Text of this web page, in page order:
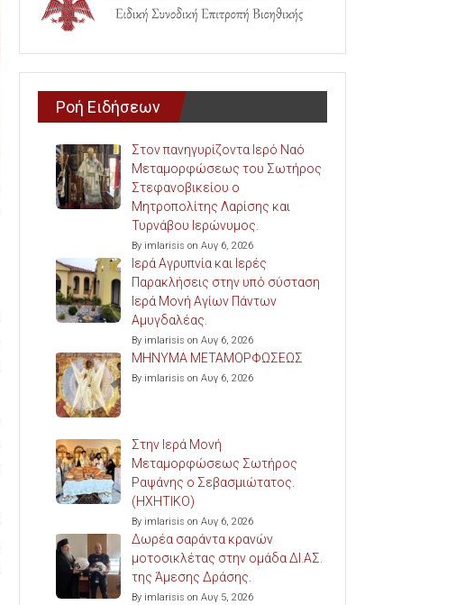
Ροή Ειδήσεων
Στον πανηγυρίζοντα Ιερό Ναό
Μεταμορφώσεως του Σωτήρος
Στεφανοβικείου ο
Μητροπολίτης Λαρίσης και
Τυρνάβου Ιερώνυμος.
By imlarisis on Αυγ 6, 2026
Ιερά Αγρυπνία και Ιερές
Παρακλήσεις στην υπό σύσταση
Ιερά Μονή Αγίων Πάντων
Αμυγδαλέας.
By imlarisis on Αυγ 6, 2026
ΜΗΝΥΜΑ ΜΕΤΑΜΟΡΦΩΣΕΩΣ
By imlarisis on Αυγ 6, 2026
Στην Ιερά Μονή
Μεταμορφώσεως Σωτήρος
Ραψάνης ο Σεβασμιώτατος.
(ΗΧΗΤΙΚΟ)
By imlarisis on Αυγ 6, 2026
Δωρέα σαράντα κρανών
μοτοσικλέτας στην ομάδα ΔΙ.ΑΣ.
της Άμεσης Δράσης.
By imlarisis on Αυγ 5, 2026